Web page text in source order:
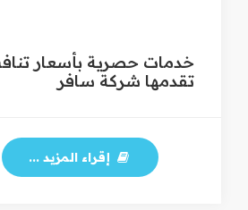
خدمات حصرية بأسعار
تقدمها شركة سافر
إقراء المزيد ...